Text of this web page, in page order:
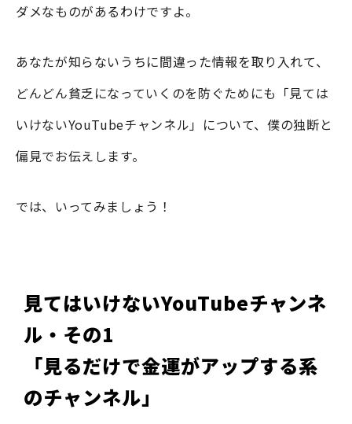
ダメなものがあるわけですよ。
あなたが知らないうちに間違った情報を取り入れて、
どんどん貧乏になっていくのを防ぐためにも「見ては
いけないYouTubeチャンネル」について、僕の独断と
偏見でお伝えします。
では、いってみましょう！
見てはいけないYouTubeチャンネ
ル・その1
「見るだけで金運がアップする系
のチャンネル」